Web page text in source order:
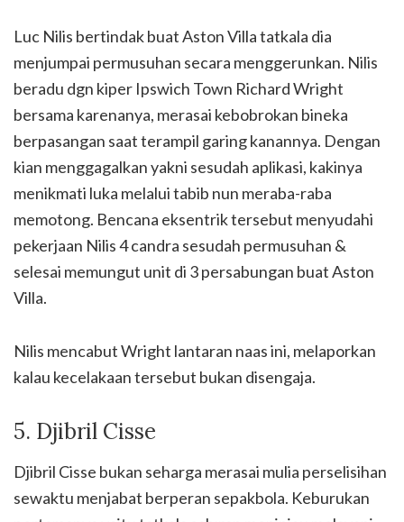
Luc Nilis bertindak buat Aston Villa tatkala dia
menjumpai permusuhan secara menggerunkan. Nilis
beradu dgn kiper Ipswich Town Richard Wright
bersama karenanya, merasai kebobrokan bineka
berpasangan saat terampil garing kanannya. Dengan
kian menggagalkan yakni sesudah aplikasi, kakinya
menikmati luka melalui tabib nun meraba-raba
memotong. Bencana eksentrik tersebut menyudahi
pekerjaan Nilis 4 candra sesudah permusuhan &
selesai memungut unit di 3 persabungan buat Aston
Villa.
Nilis mencabut Wright lantaran naas ini, melaporkan
kalau kecelakaan tersebut bukan disengaja.
5. Djibril Cisse
Djibril Cisse bukan seharga merasai mulia perselisihan
sewaktu menjabat berperan sepakbola. Keburukan